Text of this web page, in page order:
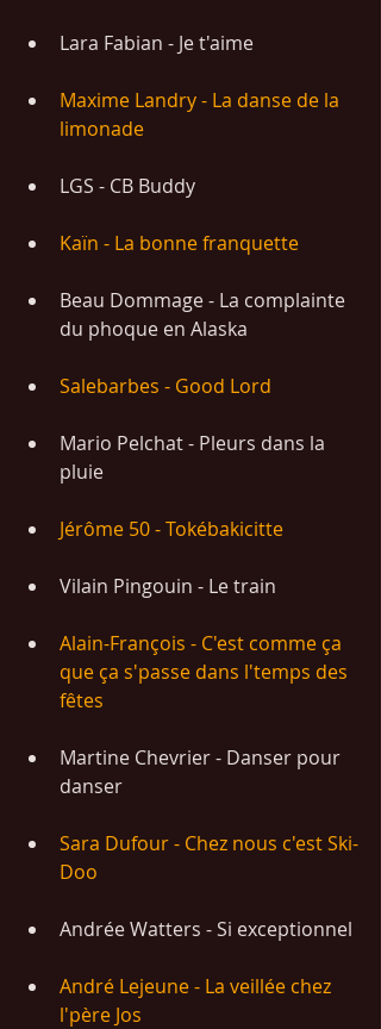
Lara Fabian - Je t'aime
Maxime Landry - La danse de la
limonade
LGS - CB Buddy
Kaïn - La bonne franquette
Beau Dommage - La complainte
du phoque en Alaska
Salebarbes - Good Lord
Mario Pelchat - Pleurs dans la
pluie
Jérôme 50 - Tokébakicitte
Vilain Pingouin - Le train
Alain-François - C'est comme ça
que ça s'passe dans l'temps des
fêtes
Martine Chevrier - Danser pour
danser
Sara Dufour - Chez nous c'est Ski-
Doo
Andrée Watters - Si exceptionnel
André Lejeune - La veillée chez
l'père Jos